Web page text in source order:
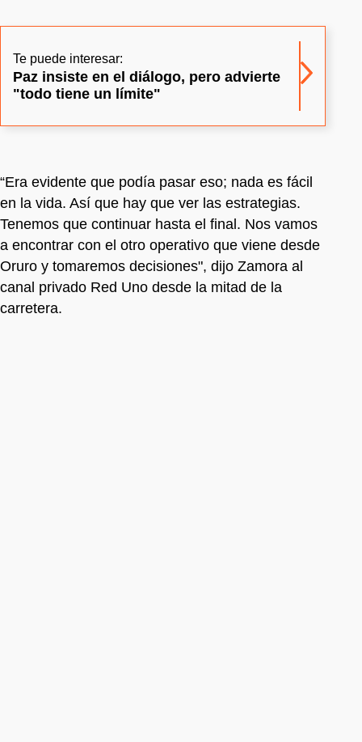
Te puede interesar:
Paz insiste en el diálogo, pero advierte
"todo tiene un límite"
“Era evidente que podía pasar eso; nada es fácil
en la vida. Así que hay que ver las estrategias.
Tenemos que continuar hasta el final. Nos vamos
a encontrar con el otro operativo que viene desde
Oruro y tomaremos decisiones", dijo Zamora al
canal privado Red Uno desde la mitad de la
carretera.